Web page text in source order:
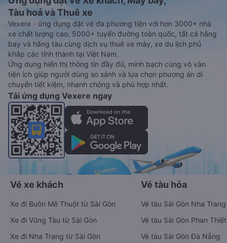
Tàu hoả và Thuê xe
Vexere - ứng dụng đặt vé đa phương tiện với hơn 3000+ nhà
xe chất lượng cao, 5000+ tuyến đường toàn quốc, tất cả hãng
bay và hãng tàu cùng dịch vụ thuê xe máy, xe du lịch phủ
khắp các tỉnh thành tại Việt Nam.
Ứng dụng hiển thị thông tin đầy đủ, minh bạch cùng vô vàn
tiện ích giúp người dùng so sánh và lựa chọn phương án di
chuyển tiết kiệm, nhanh chóng và phù hợp nhất.
Tải ứng dụng Vexere ngay
Vé xe khách
Xe đi Buôn Mê Thuột từ Sài Gòn
Xe đi Vũng Tàu từ Sài Gòn
Xe đi Nha Trang từ Sài Gòn
Vé tàu hỏa
Vé tàu Sài Gòn Nha Trang
Vé tàu Sài Gòn Phan Thiết
Vé tàu Sài Gòn Đà Nẵng